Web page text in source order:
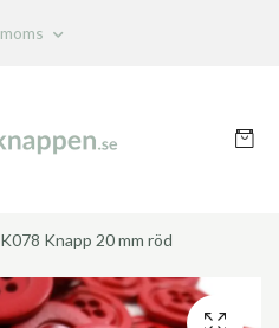
K078 Knapp 20 mm röd